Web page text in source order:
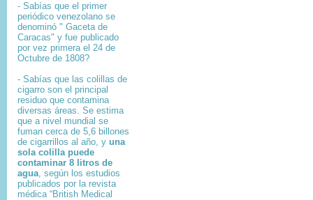
- Sabías que el primer
periódico venezolano se
denominó " Gaceta de
Caracas" y fue publicado
por vez primera el 24 de
Octubre de 1808?
- Sabías que l as colillas de
cigarro son el principal
residuo que contamina
diversas áreas. Se estima
que a nivel mundial se
fuman cerca de 5,6 billones
de cigarrillos al año, y una
sola colilla puede
contaminar 8 litros de
agua, según los estudios
publicados por la revista
médica “British Medical